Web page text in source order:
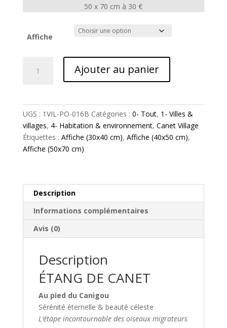
50 x 70 cm à 30 €
Affiche
N°16B
Ajouter au panier
UGS : 1VIL-PO-016B Catégories : 0- Tout, 1- Villes &
villages, 4- Habitation & environnement, Canet Village
Étiquettes : Affiche (30x40 cm), Affiche (40x50 cm),
Affiche (50x70 cm)
Description
Informations complémentaires
Avis (0)
Description
ÉTANG DE CANET
Au pied du Canigou
Sérénité éternelle & beauté céleste
L’étape incontournable des oiseaux migrateurs